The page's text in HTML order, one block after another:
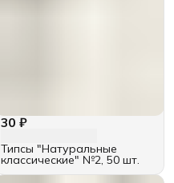
30 ₽
Типсы "Натуральные
классические" №2, 50 шт.